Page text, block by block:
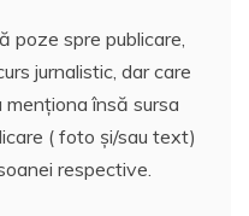
poze spre publicare,
jurnalistic, dar care
însă sursa
( foto și/sau text)
respective.